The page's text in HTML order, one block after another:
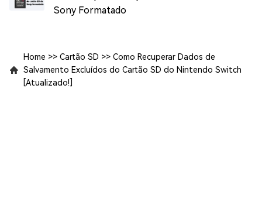
Sony Formatado
Home >> Cartão SD >> Como Recuperar Dados de
Salvamento Excluídos do Cartão SD do Nintendo Switch
[Atualizado!]